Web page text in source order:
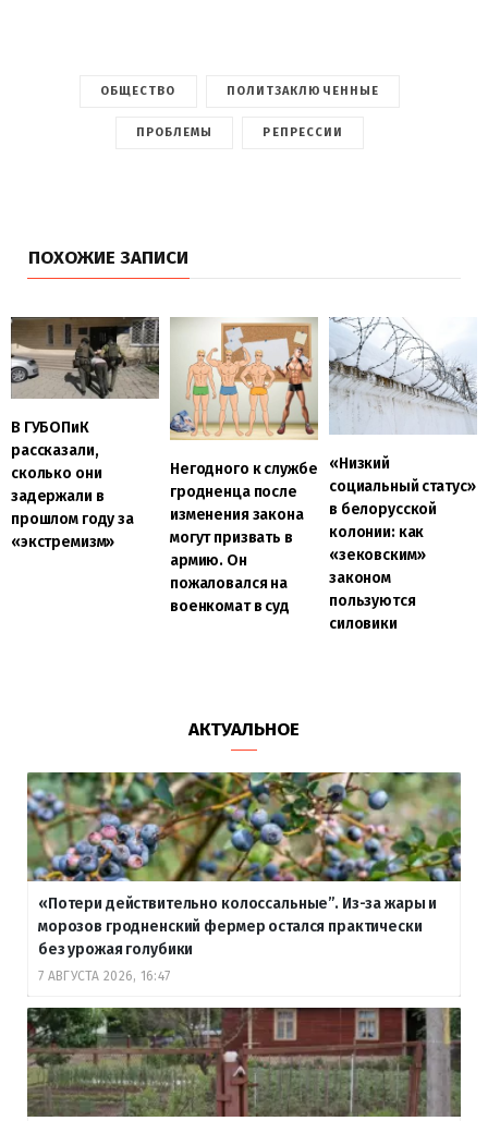
ОБЩЕСТВО ПОЛИТЗАКЛЮЧЕННЫЕ
ПРОБЛЕМЫ РЕПРЕССИИ
ПОХОЖИЕ ЗАПИСИ
В ГУБОПиК
рассказали,
сколько они
задержали в
прошлом году за
«экстремизм»
Негодного к службе
гродненца после
изменения закона
могут призвать в
армию. Он
пожаловался на
военкомат в суд
«Низкий
социальный статус»
в белорусской
колонии: как
«зековским»
законом
пользуются
силовики
АКТУАЛЬНОЕ
«Потери действительно колоссальные”. Из-за жары и
морозов гродненский фермер остался практически
без урожая голубики
7 АВГУСТА 2026, 16:47